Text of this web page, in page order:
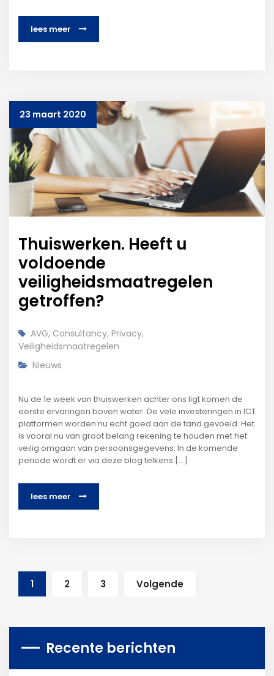
lees meer
23 maart 2020
Thuiswerken. Heeft u
voldoende
veiligheidsmaatregelen
getroffen?
AVG, Consultancy, Privacy,
Veiligheidsmaatregelen
Nieuws
Nu de 1e week van thuiswerken achter ons ligt komen de
eerste ervaringen boven water. De vele investeringen in ICT
platformen worden nu echt goed aan de tand gevoeld. Het
is vooral nu van groot belang rekening te houden met het
veilig omgaan van persoonsgegevens. In de komende
periode wordt er via deze blog telkens [...]
lees meer
1 2 3 Volgende
Recente berichten